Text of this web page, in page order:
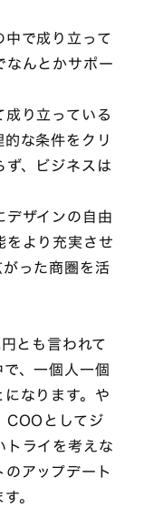
で成り立って
なんとかサポー
り立っている
な条件をクリ
、ビジネスは
ザインの自由
をより充実させ
った商圏を活
とも言われて
、一個人一個
なります。や
COOとしてジ
トライを考えな
アップデート
。